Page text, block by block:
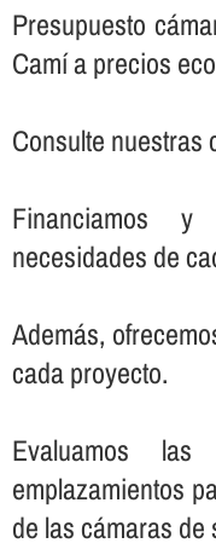
Presupuesto
Camí a precios
Consulte nuestras
Financiamos
necesidades de
Además,
cada proyecto.
Evaluamos
emplazamientos
de las cámaras